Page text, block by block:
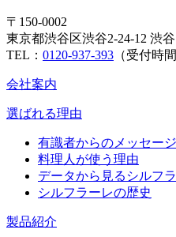
〒150-0002
東京都渋谷区渋谷2-24-12 渋
TEL： 0120-937-393 （受付時
会社案内
選ばれる理由
有識者からのメッセージ
料理人が使う理由
データから見るシルフ
シルフラーレの歴史
製品紹介